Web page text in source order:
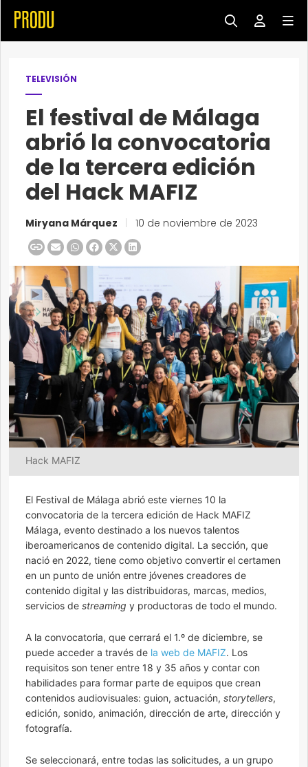
TELEVISIÓN
El festival de Málaga
abrió la convocatoria
de la tercera edición
del Hack MAFIZ
Miryana Márquez 10 de noviembre de 2023
Hack MAFIZ
El Festival de Málaga abrió este viernes 10 la
convocatoria de la tercera edición de Hack MAFIZ
Málaga, evento destinado a los nuevos talentos
iberoamericanos de contenido digital. La sección, que
nació en 2022, tiene como objetivo convertir el certamen
en un punto de unión entre jóvenes creadores de
contenido digital y las distribuidoras, marcas, medios,
servicios de streaming y productoras de todo el mundo.
A la convocatoria, que cerrará el 1.º de diciembre, se
puede acceder a través de la web de MAFIZ. Los
requisitos son tener entre 18 y 35 años y contar con
habilidades para formar parte de equipos que crean
contenidos audiovisuales: guion, actuación, storytellers,
edición, sonido, animación, dirección de arte, dirección y
fotografía.
Se seleccionará, entre todas las solicitudes, a un grupo